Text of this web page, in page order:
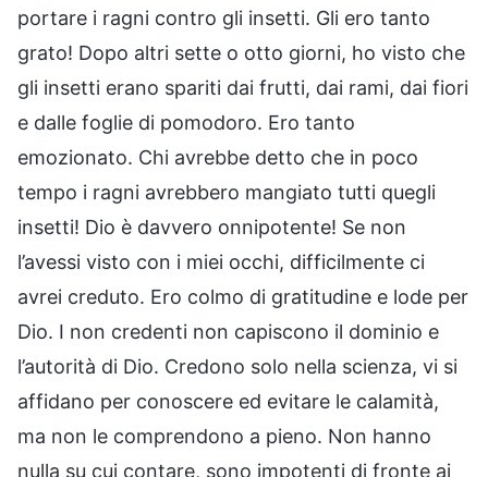
portare i ragni contro gli insetti. Gli ero tanto
grato! Dopo altri sette o otto giorni, ho visto che
gli insetti erano spariti dai frutti, dai rami, dai fiori
e dalle foglie di pomodoro. Ero tanto
emozionato. Chi avrebbe detto che in poco
tempo i ragni avrebbero mangiato tutti quegli
insetti! Dio è davvero onnipotente! Se non
l’avessi visto con i miei occhi, difficilmente ci
avrei creduto. Ero colmo di gratitudine e lode per
Dio. I non credenti non capiscono il dominio e
l’autorità di Dio. Credono solo nella scienza, vi si
affidano per conoscere ed evitare le calamità,
ma non le comprendono a pieno. Non hanno
nulla su cui contare, sono impotenti di fronte ai